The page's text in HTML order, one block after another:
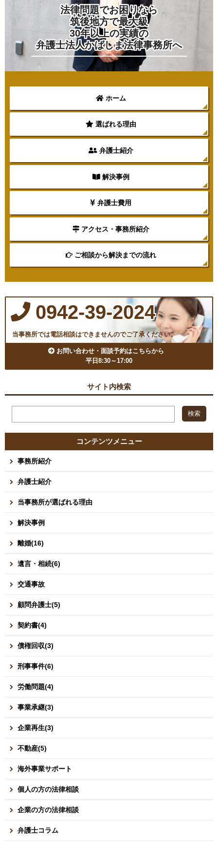
法律問題でお困りなら
筑後地方で最大級
30年以上の実績の
弁護士法人かばしま法律事務所へ
ホーム
選ばれる理由
弁護士紹介
解決事例
弁護士費用
アクセス・事務所紹介
ご相談から解決までの流れ
0942-39-2024
当事務所では電話相談はできませんのでご了承ください。
お問い合わせ・面談予約はこちらから
平日8:30～17:00
サイト内検索
コンテンツメニュー
事務所紹介
弁護士紹介
当事務所が選ばれる理由
解決事例
離婚(16)
遺言・相続(6)
交通事故
顧問弁護士(5)
契約書(4)
債権回収(3)
刑事事件(6)
労働問題(4)
事業承継(3)
企業再生(3)
不動産(5)
海外事業サポート
個人の方の法律相談
企業の方の法律相談
弁護士コラム